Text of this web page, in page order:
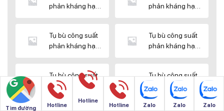
phản kháng hạ
phản kháng hạ
Tụ bù công suất
phản kháng hạ
Tụ bù công suất
phản kháng hạ
Tụ bù công suất
phản kháng hạ
thế SHIZUKI
Tụ bù công suất
phản kháng hạ
thế SINO
Tìm đường Hotline
Hotline
Hotline Zalo Zalo Zalo